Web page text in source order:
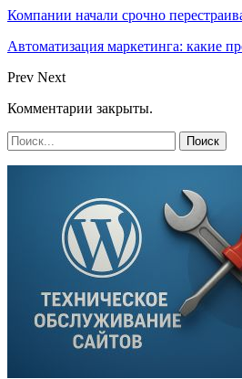
Компании начали срочно
Автоматизация маркетинга: какие
Prev Next
Комментарии закрыты.